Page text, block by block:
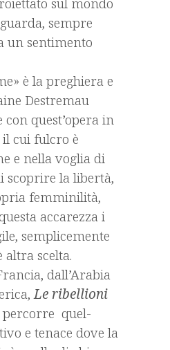
sul mondo
sempre
un sentimento
è la preghiera e
Destremau
quest’opera in
cui fulcro è
e nella voglia di
scoprire la libertà,
femminilità,
accarezza i
semplicemente
scelta.
dall’Arabia
Le ribellioni
percorre quel­
e tenace dove la